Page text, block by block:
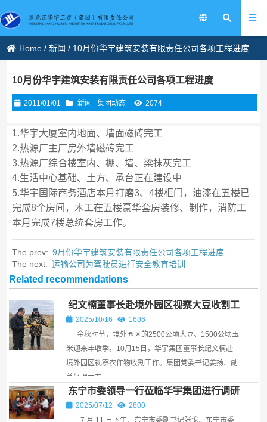
Home /新闻 / 10月份华宇建筑安装有限责任公司各项工程进度
10月份华宇建筑安装有限责任公司各项工程进度
2011/01/01 新闻 集团动态 2074
1.华宇大厦室内地面、墙面磁砖完工
2.热源厂主厂房外墙磁砖完工
3.热源厂综合楼室内、棚、墙、梁抹灰完工
4.生活中心基础、土方、承台正在建设中
5.华宇国际商务酒店本月打磨3、4楼柜门，油漆在五楼已
完成8个房间，木工在五楼豪华套房装修、制作，消防工
本月完成7楼总统套房工作。
The prev: 9月份华宇建筑安装有限责任公司各项工程进度
The next: 运输公司为驾驶员进行安全教育培训
Related recommendations
纪文楠董事长赴境外园区视察大豆收割工
作2025/10/16
1686
金秋时节，境外园区的2500公顷大豆、1500公顷玉
米迎来丰收季。10月15日，华宇集团董事长纪文楠赴
境外园区视察农作物收割工作。集团党委书记姜扬、副
总经理才东...
东宁市委领导一行莅临华宇集团进行调研
￼2025/07/12
2800
7 月 11 日下午，东宁市委副书记张戈、东宁市委